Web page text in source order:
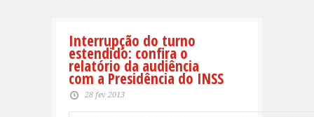
Interrupção do turno
estendido: confira o
relatório da audiência
com a Presidência do INSS
28 fev 2013